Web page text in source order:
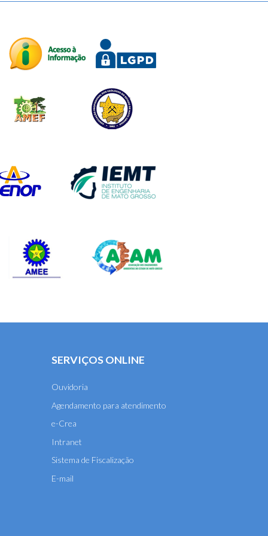
SERVIÇOS ONLINE
Ouvidoria
Agendamento para atendimento
e-Crea
Intranet
Sistema de Fiscalização
E-mail